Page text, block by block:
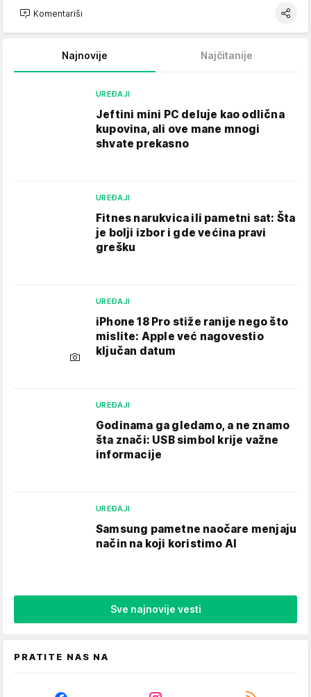
Komentariši
Najnovije Najčitanije
UREĐAJI
Jeftini mini PC deluje kao odlična
kupovina, ali ove mane mnogi
shvate prekasno
UREĐAJI
Fitnes narukvica ili pametni sat: Šta
je bolji izbor i gde većina pravi
grešku
UREĐAJI
iPhone 18 Pro stiže ranije nego što
mislite: Apple već nagovestio
ključan datum
UREĐAJI
Godinama ga gledamo, a ne znamo
šta znači: USB simbol krije važne
informacije
UREĐAJI
Samsung pametne naočare menjaju
način na koji koristimo AI
Sve najnovije vesti
PRATITE NAS NA